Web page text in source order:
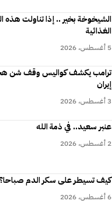
الشيخوخة بخير .. إذا تناولت هذه
الغذائية
5 أغسطس، 2026
ترامب يكشف كواليس وقف شن
إيران
3 أغسطس، 2026
عنبر سعيد.. في ذمة الله
2 أغسطس، 2026
كيف تسيطر على سكر الدم
6 أغسطس، 2026